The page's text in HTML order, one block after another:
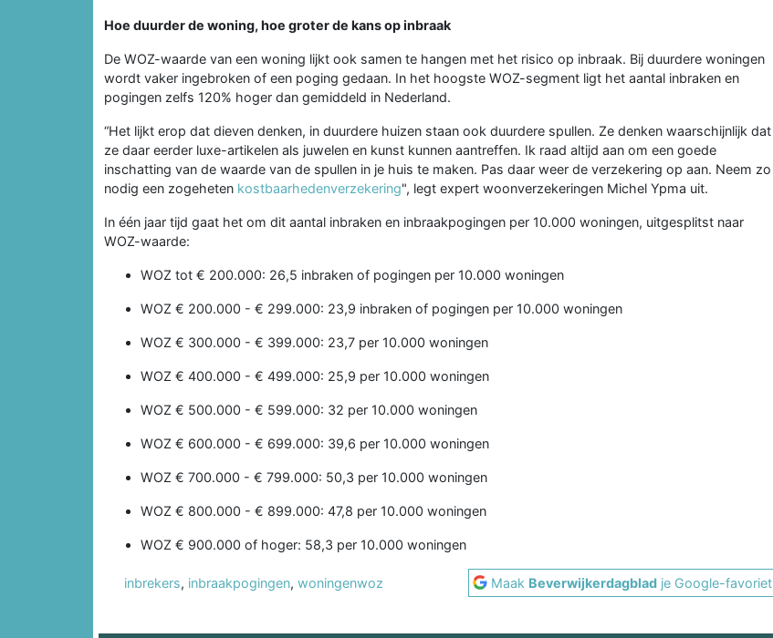
Hoe duurder de woning, hoe groter de kans op inbraak
De WOZ-waarde van een woning lijkt ook samen te hangen met het risico op inbraak. Bij duurdere woningen
wordt vaker ingebroken of een poging gedaan. In het hoogste WOZ-segment ligt het aantal inbraken en
pogingen zelfs 120% hoger dan gemiddeld in Nederland.
“Het lijkt erop dat dieven denken, in duurdere huizen staan ook duurdere spullen. Ze denken waarschijnlijk dat
ze daar eerder luxe-artikelen als juwelen en kunst kunnen aantreffen. Ik raad altijd aan om een goede
inschatting van de waarde van de spullen in je huis te maken. Pas daar weer de verzekering op aan. Neem zo
nodig een zogeheten kostbaarhedenverzekering", legt expert woonverzekeringen Michel Ypma uit.
In één jaar tijd gaat het om dit aantal inbraken en inbraakpogingen per 10.000 woningen, uitgesplitst naar
WOZ-waarde:
WOZ tot € 200.000: 26,5 inbraken of pogingen per 10.000 woningen
WOZ € 200.000 - € 299.000: 23,9 inbraken of pogingen per 10.000 woningen
WOZ € 300.000 - € 399.000: 23,7 per 10.000 woningen
WOZ € 400.000 - € 499.000: 25,9 per 10.000 woningen
WOZ € 500.000 - € 599.000: 32 per 10.000 woningen
WOZ € 600.000 - € 699.000: 39,6 per 10.000 woningen
WOZ € 700.000 - € 799.000: 50,3 per 10.000 woningen
WOZ € 800.000 - € 899.000: 47,8 per 10.000 woningen
WOZ € 900.000 of hoger: 58,3 per 10.000 woningen
inbrekers, inbraakpogingen, woningenwoz Maak Beverwijkerdagblad je Google-favoriet